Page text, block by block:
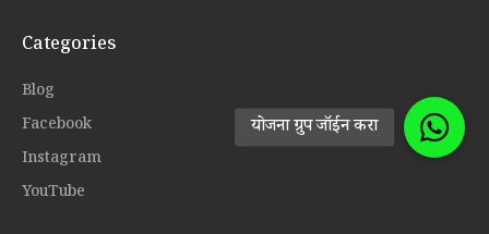
Categories
Blog
Facebook
Instagram
YouTube